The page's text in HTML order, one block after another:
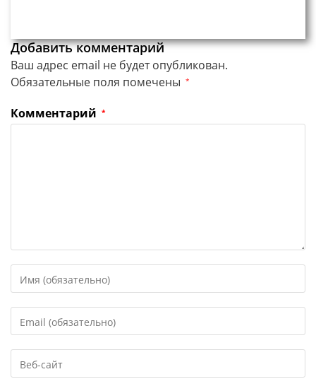
Добавить комментарий
Ваш адрес email не будет опубликован.
Обязательные поля помечены *
Комментарий *
свое
или
имя
чтобы
прокомментировать
свой
адрес,
чтобы
URL